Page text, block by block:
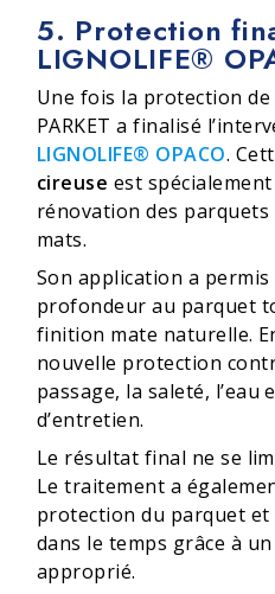
5. Protection
LIGNOLIFE®
Une fois la protection de
PARKET a finalisé
LIGNOLIFE® OPACO.
cireuse est
rénovation des
mats.
Son application a
profondeur au parquet
finition mate naturelle.
nouvelle protection
passage, la saleté, l’eau
d’entretien.
Le résultat final ne se
Le traitement a
protection du parquet
dans le temps grâce à
approprié.